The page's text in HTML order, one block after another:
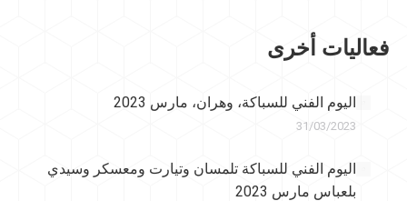
فعاليات أخرى
اليوم الفني للسباكة، وهران، مارس 2023
31/03/2023
اليوم الفني للسباكة تلمسان وتيارت ومعسكر وسيدي
بلعباس مارس 2023